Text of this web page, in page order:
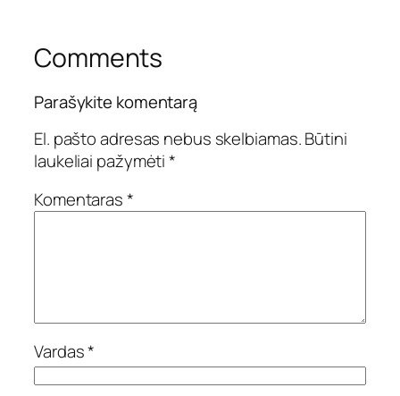
Comments
Parašykite komentarą
El. pašto adresas nebus skelbiamas.Būtini
laukeliai pažymėti*
Komentaras*
Vardas*